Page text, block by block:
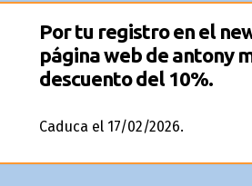
Por tu registro en el
página web de antony
descuento del 10%.
Caduca el 17/02/2026.